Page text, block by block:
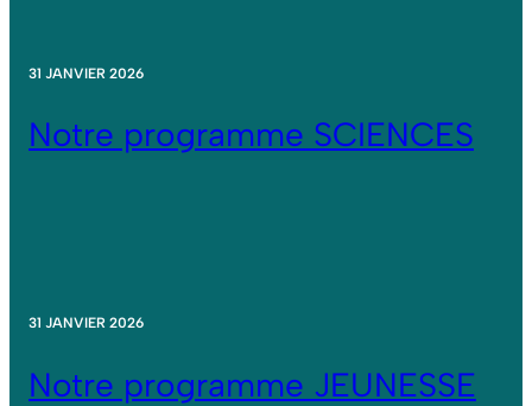
31 JANVIER 2026
Notre programme SCIENCES
31 JANVIER 2026
Notre programme JEUNESSE